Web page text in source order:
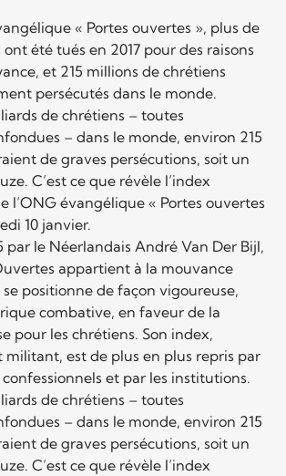
Elyon
Rhema
Hits
Live
« Portes ouvertes », plus de
été tués en 2017 pour des raisons
et 215 millions de chrétiens
persécutés dans le monde.
de chrétiens – toutes
– dans le monde, environ 215
de graves persécutions, soit un
C’est ce que révèle l’index
l’ONG évangélique « Portes ouvertes
10 janvier.
par le Néerlandais André Van Der Bijl,
appartient à la mouvance
positionne de façon vigoureuse,
combative, en faveur de la
pour les chrétiens. Son index,
est de plus en plus repris par
et par les institutions.
de chrétiens – toutes
– dans le monde, environ 215
de graves persécutions, soit un
C’est ce que révèle l’index